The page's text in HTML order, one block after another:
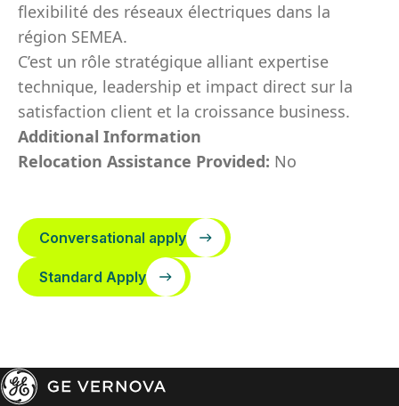
flexibilité des réseaux électriques dans la
région SEMEA.
C’est un rôle stratégique alliant expertise
technique, leadership et impact direct sur la
satisfaction client et la croissance business.
Additional Information
Relocation Assistance Provided: No
Conversational apply
Standard Apply